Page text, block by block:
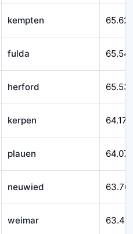
kempten
fulda
herford
kerpen 64.171
plauen
neuwied
weimar